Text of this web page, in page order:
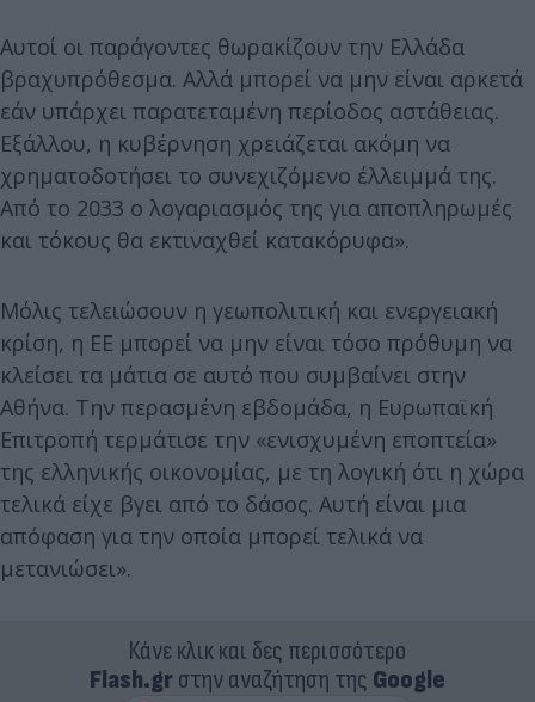
Αυτοί οι παράγοντες θωρακίζουν την Ελλάδα
βραχυπρόθεσμα. Αλλά μπορεί να μην είναι αρκετά
εάν υπάρχει παρατεταμένη περίοδος αστάθειας.
Εξάλλου, η κυβέρνηση χρειάζεται ακόμη να
χρηματοδοτήσει το συνεχιζόμενο έλλειμμά της.
Από το 2033 ο λογαριασμός της για αποπληρωμές
και τόκους θα εκτιναχθεί κατακόρυφα».
Μόλις τελειώσουν η γεωπολιτική και ενεργειακή
κρίση, η ΕΕ μπορεί να μην είναι τόσο πρόθυμη να
κλείσει τα μάτια σε αυτό που συμβαίνει στην
Αθήνα. Την περασμένη εβδομάδα, η Ευρωπαϊκή
Επιτροπή τερμάτισε την «ενισχυμένη εποπτεία»
της ελληνικής οικονομίας, με τη λογική ότι η χώρα
τελικά είχε βγει από το δάσος. Αυτή είναι μια
απόφαση για την οποία μπορεί τελικά να
μετανιώσει».
Κάνε κλικ και δες περισσότερο
Flash.grστην αναζήτηση της Google